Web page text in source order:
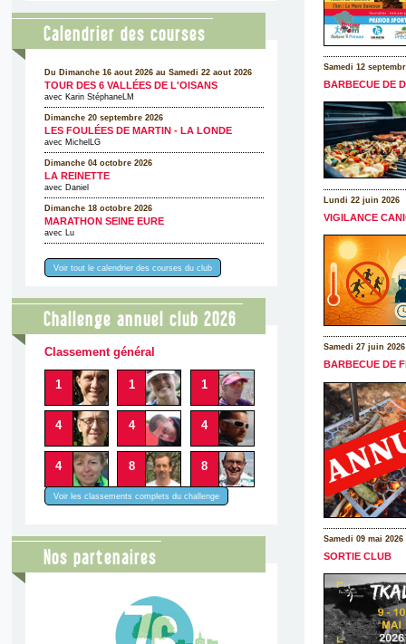
Calendrier des courses
Du Dimanche 16 aout 2026 au Samedi 22 aout 2026
TOUR DES 6 VALLÉES DE L'OISANS
avec Karin StéphaneLM
Dimanche 20 septembre 2026
LES FOULÉES DE MARTIN - LA LONDE
avec MichelLG
Dimanche 04 octobre 2026
LA REINETTE
avec Daniel
Dimanche 18 octobre 2026
MARATHON SEINE EURE
avec Lu
Voir tout le calendrier des courses du club
Challenge annuel club 2026
Classement général
1 1 1
4 4 4
4 8 8
Voir les classements complets du challenge
Nos partenaires
Samedi 12
BARBECUE DE
Lundi 22 juin 2026
VIGILANCE
Samedi 27 juin 2026
BARBECUE DE
Samedi 09 mai 2026
SORTIE CLUB